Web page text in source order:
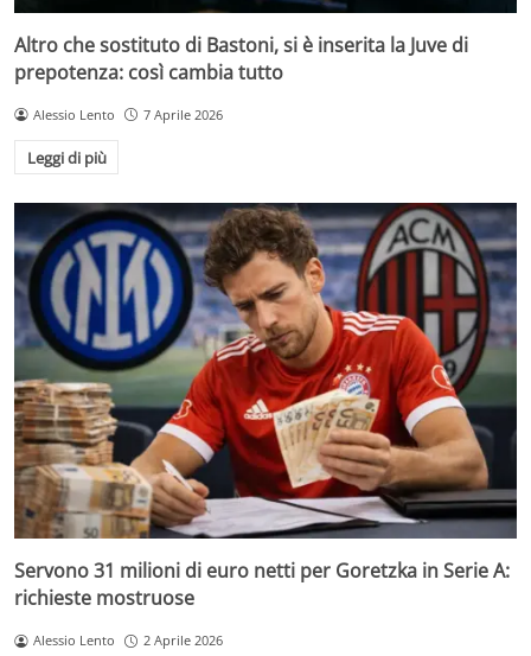
Altro che sostituto di Bastoni, si è inserita la Juve di
prepotenza: così cambia tutto
Alessio Lento 7 Aprile 2026
Leggi di più
Servono 31 milioni di euro netti per Goretzka in Serie A:
richieste mostruose
Alessio Lento 2 Aprile 2026